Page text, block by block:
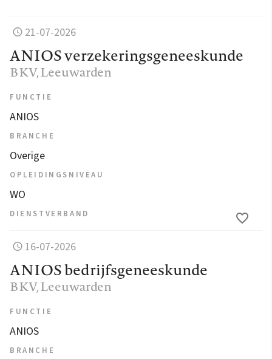
21-07-2026
ANIOS verzekeringsgeneeskunde
BKV, Leeuwarden
FUNCTIE
ANIOS
BRANCHE
Overige
OPLEIDINGSNIVEAU
WO
DIENSTVERBAND
16-07-2026
ANIOS bedrijfsgeneeskunde
BKV, Leeuwarden
FUNCTIE
ANIOS
BRANCHE